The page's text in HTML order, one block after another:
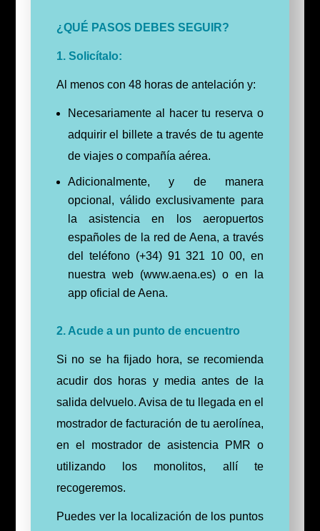
¿QUÉ PASOS DEBES SEGUIR?
1. Solicítalo:
Al menos con 48 horas de antelación y:
Necesariamente al hacer tu reserva o
adquirir el billete a través de tu agente
de viajes o compañía aérea.
Adicionalmente, y de manera
opcional, válido exclusivamente para
la asistencia en los aeropuertos
españoles de la red de Aena, a través
del teléfono (+34) 91 321 10 00, en
nuestra web (www.aena.es) o en la
app oficial de Aena.
2. Acude a un punto de encuentro
Si no se ha fijado hora, se recomienda
acudir dos horas y media antes de la
salida delvuelo. Avisa de tu llegada en el
mostrador de facturación de tu aerolínea,
en el mostrador de asistencia PMR o
utilizando los monolitos, allí te
recogeremos.
Puedes ver la localización de los puntos